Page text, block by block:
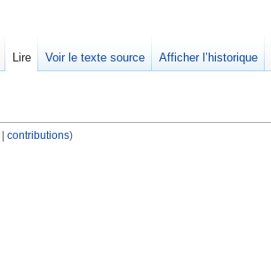
contributions)
Lire Voir le texte source Afficher l’historique